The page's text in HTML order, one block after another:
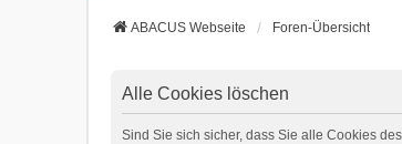
ABACUS Webseite Foren-Übersicht
Alle Cookies löschen
Sind Sie sich sicher, dass Sie alle Cookies